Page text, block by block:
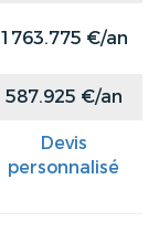
1763.775 €/an
587.925 €/an
Devis
personnalisé